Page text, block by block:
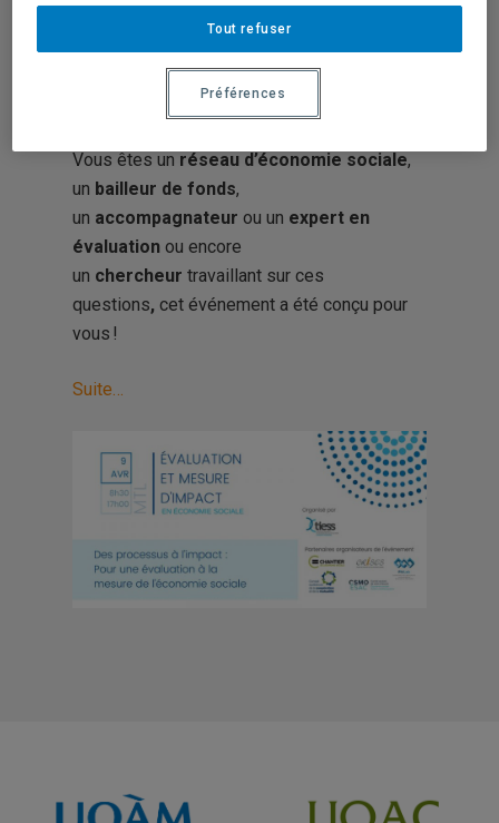
journée de convergence
de la mesure d’impact pour
l’économie sociale.
Vous êtes un réseau d’économie sociale,
un bailleur de fonds,
un accompagnateur ou un expert en
évaluation ou encore
un chercheur travaillant sur ces
questions, cet événement a été conçu pour
vous !
Suite…
Tout refuser
Préférences